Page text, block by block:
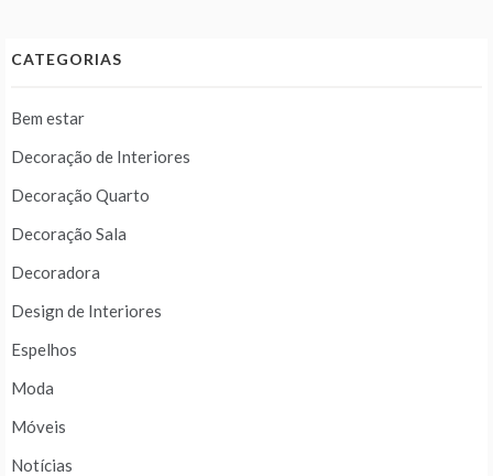
CATEGORIAS
Bem estar
Decoração de Interiores
Decoração Quarto
Decoração Sala
Decoradora
Design de Interiores
Espelhos
Moda
Móveis
Notícias